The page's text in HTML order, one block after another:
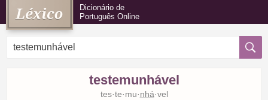
Dicionário de
Português Online
testemunhável
tes·te·mu·nhá·vel